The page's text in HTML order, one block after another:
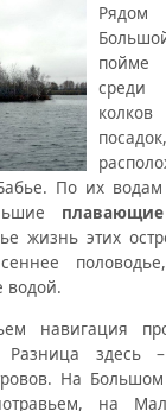
пойме
посадок,
По их водам
плавающие
жизнь этих
водой.
навигация
Разница здесь
На
на